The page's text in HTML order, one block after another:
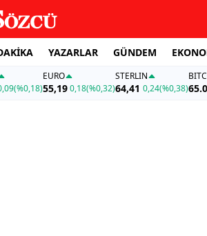
YAZARLAR GÜNDEM
(%0,18)
EURO
55,19 0,18(%0,32)
STERLIN
64,41 0,24(%0,38)